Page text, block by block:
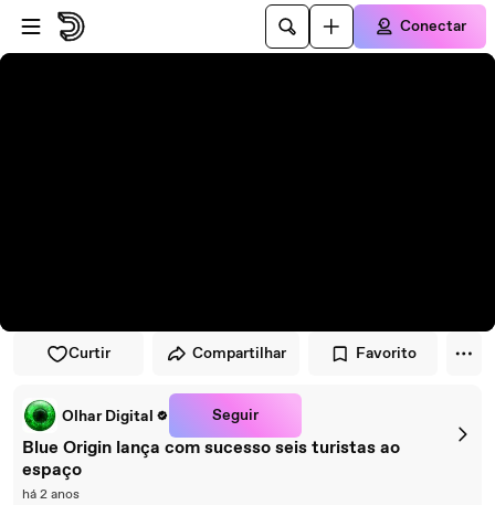
Pular para o player
Ir para o conteúdo principal
Conectar
Curtir Compartilhar Favorito
Olhar Digital Seguir
Blue Origin lança com sucesso seis turistas ao
espaço
há 2 anos